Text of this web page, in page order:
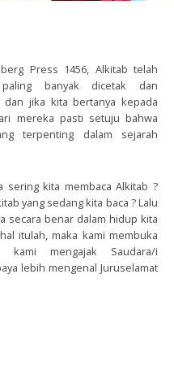
Press 1456, Alkitab telah
banyak dicetak dan
jika kita bertanya kepada
mereka pasti setuju bahwa
terpenting dalam sejarah
sering kita membaca Alkitab ?
yang sedang kita baca ? Lalu
secara benar dalam hidup kita
itulah, maka kami membuka
mengajak Saudara/i
lebih mengenal Juruselamat